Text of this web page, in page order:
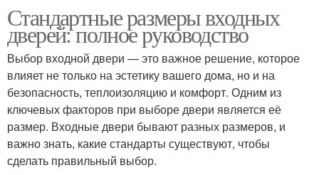
Стандартные размеры входных
дверей: полное руководство
Выбор входной двери — это важное решение, которое
влияет не только на эстетику вашего дома, но и на
безопасность, теплоизоляцию и комфорт. Одним из
ключевых факторов при выборе двери является её
размер. Входные двери бывают разных размеров, и
важно знать, какие стандарты существуют, чтобы
сделать правильный выбор.